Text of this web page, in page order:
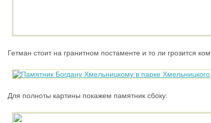
Гетман стоит на гранитном постаменте и то ли грозится
Для полноты картины покажем памятник сбоку: